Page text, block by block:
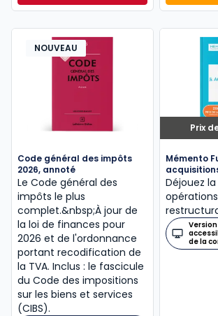
NOUVEAU
Code général des impôts
2026, annoté
Le Code général des
impôts le plus
complet.&nbsp;À jour de
la loi de finances pour
2026 et de l'ordonnance
portant recodification de
la TVA. Inclus : le fascicule
du Code des impositions
sur les biens et services
(CIBS).
Prix
Mémento
Déjouez
de la